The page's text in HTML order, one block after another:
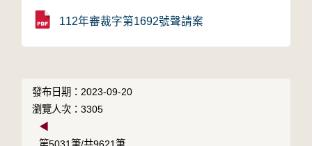
112年審裁字第1692號聲請案
發布日期：2023-09-20
瀏覽人次：3305
◀